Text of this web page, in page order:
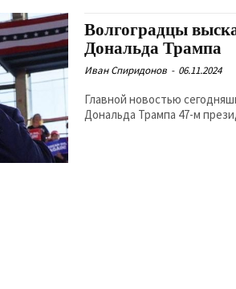
Волгоградцы
Дональда Трампа
Иван Спиридонов - 06.11.2024
Главной новостью
Дональда Трампа 47-м